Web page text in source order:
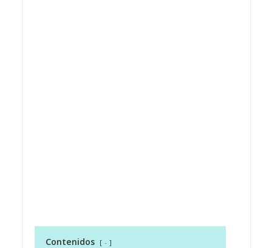
Contenidos
-